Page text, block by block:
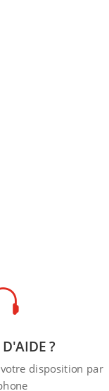
?
disposition par